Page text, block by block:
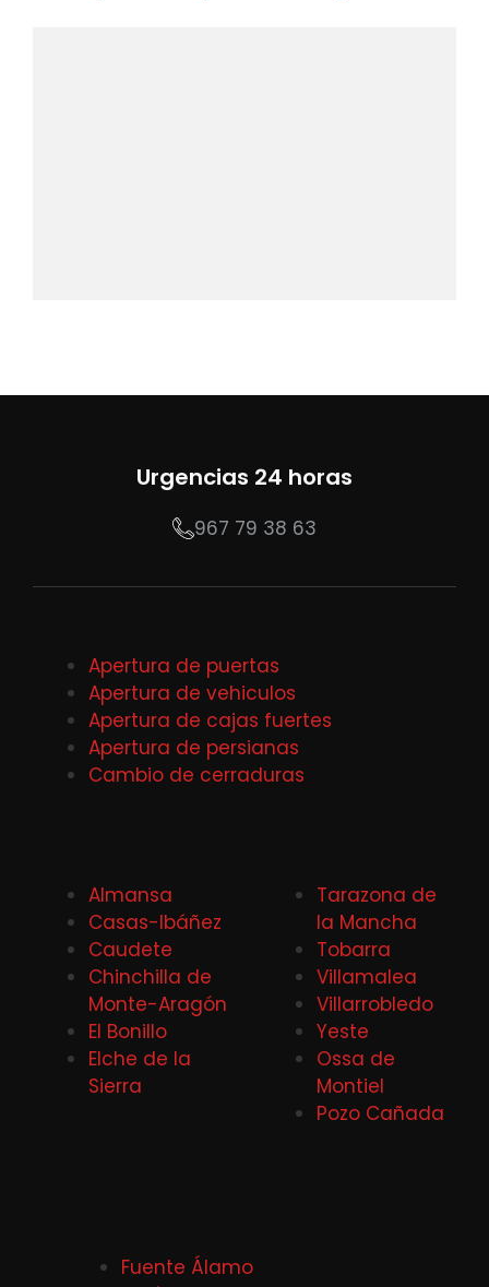
Urgencias 24 horas
967 79 38 63
Apertura de puertas
Apertura de vehiculos
Apertura de cajas fuertes
Apertura de persianas
Cambio de cerraduras
Almansa
Casas-Ibáñez
Caudete
Chinchilla de
Monte-Aragón
El Bonillo
Elche de la
Sierra
Tarazona de
la Mancha
Tobarra
Villamalea
Villarrobledo
Yeste
Ossa de
Montiel
Pozo Cañada
Fuente Álamo